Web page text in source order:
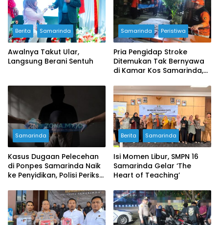
Berita Samarinda
Awalnya Takut Ular,
Langsung Berani Sentuh
Samarinda Peristiwa
Pria Pengidap Stroke
Ditemukan Tak Bernyawa
di Kamar Kos Samarinda,
Tanda Kekerasan
Samarinda
Kasus Dugaan Pelecehan
di Ponpes Samarinda Naik
ke Penyidikan, Polisi Periksa
Berita Samarinda
Isi Momen Libur, SMPN 16
Samarinda Gelar ‘The
Heart of Teaching’